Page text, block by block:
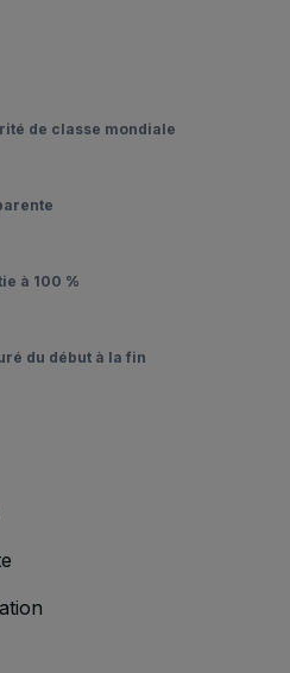
de classe mondiale
à 100 %
du début à la fin